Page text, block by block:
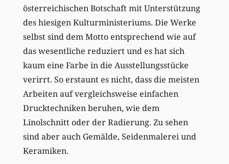
österreichischen Botschaft mit Unterstützung
des hiesigen Kulturministeriums. Die Werke
selbst sind dem Motto entsprechend wie auf
das wesentliche reduziert und es hat sich
kaum eine Farbe in die Ausstellungsstücke
verirrt. So erstaunt es nicht, dass die meisten
Arbeiten auf vergleichsweise einfachen
Drucktechniken beruhen, wie dem
Linolschnitt oder der Radierung. Zu sehen
sind aber auch Gemälde, Seidenmalerei und
Keramiken.